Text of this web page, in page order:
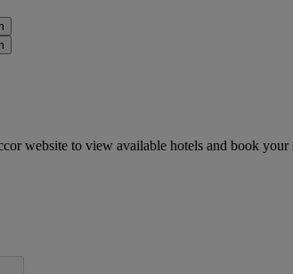
website to view available hotels and book your